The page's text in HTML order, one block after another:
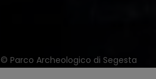
Parco Archeologico di Segesta